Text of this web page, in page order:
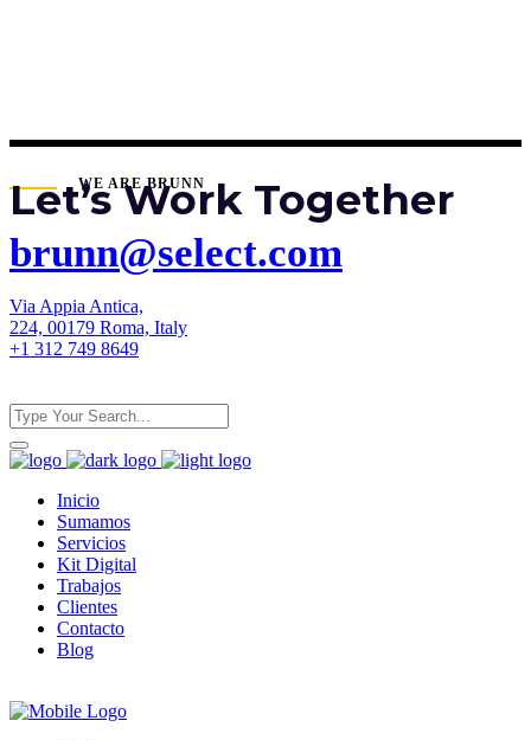
WE ARE BRUNN
Let’s Work Together
brunn@select.com
Via Appia Antica,
224, 00179 Roma, Italy
+1 312 749 8649
Inicio
Sumamos
Servicios
Kit Digital
Trabajos
Clientes
Contacto
Blog